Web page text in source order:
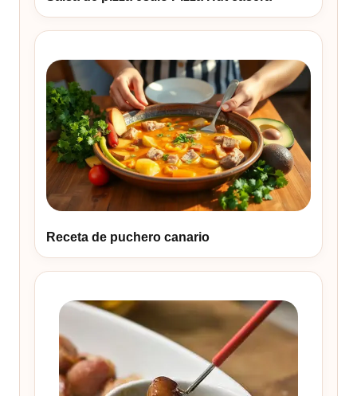
Receta de puchero canario